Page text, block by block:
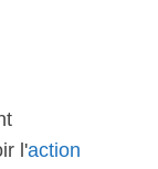
l'action